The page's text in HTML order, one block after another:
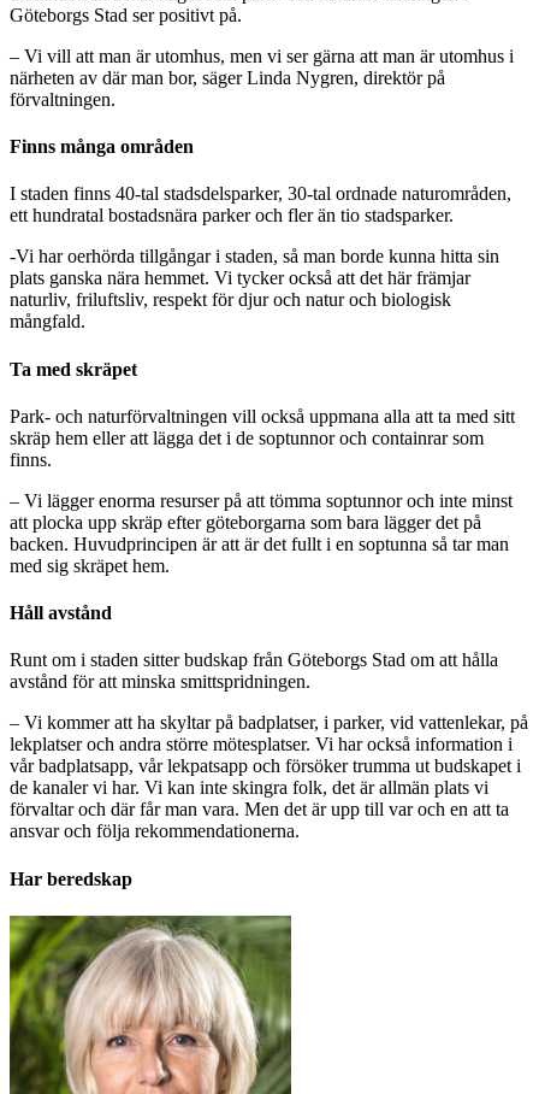
Göteborgs Stad ser positivt på.
– Vi vill att man är utomhus, men vi ser gärna att man är utomhus i
närheten av där man bor, säger Linda Nygren, direktör på
förvaltningen.
Finns många områden
I staden finns 40-tal stadsdelsparker, 30-tal ordnade naturområden,
ett hundratal bostadsnära parker och fler än tio stadsparker.
-Vi har oerhörda tillgångar i staden, så man borde kunna hitta sin
plats ganska nära hemmet. Vi tycker också att det här främjar
naturliv, friluftsliv, respekt för djur och natur och biologisk
mångfald.
Ta med skräpet
Park- och naturförvaltningen vill också uppmana alla att ta med sitt
skräp hem eller att lägga det i de soptunnor och containrar som
finns.
– Vi lägger enorma resurser på att tömma soptunnor och inte minst
att plocka upp skräp efter göteborgarna som bara lägger det på
backen. Huvudprincipen är att är det fullt i en soptunna så tar man
med sig skräpet hem.
Håll avstånd
Runt om i staden sitter budskap från Göteborgs Stad om att hålla
avstånd för att minska smittspridningen.
– Vi kommer att ha skyltar på badplatser, i parker, vid vattenlekar, på
lekplatser och andra större mötesplatser. Vi har också information i
vår badplatsapp, vår lekpatsapp och försöker trumma ut budskapet i
de kanaler vi har. Vi kan inte skingra folk, det är allmän plats vi
förvaltar och där får man vara. Men det är upp till var och en att ta
ansvar och följa rekommendationerna.
Har beredskap